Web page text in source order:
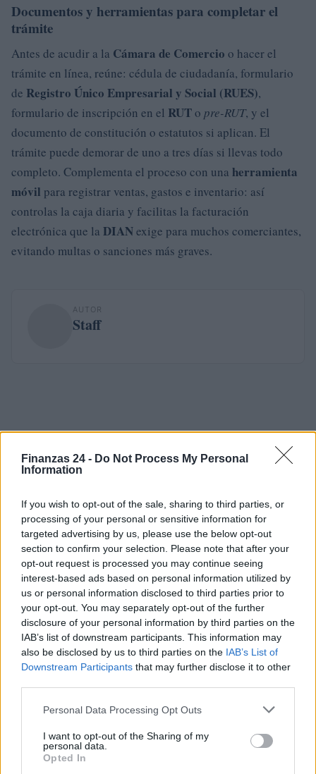
Finanzas 24 - Do Not Process My Personal
Information
If you wish to opt-out of the sale, sharing to third parties, or
processing of your personal or sensitive information for
targeted advertising by us, please use the below opt-out
section to confirm your selection. Please note that after your
opt-out request is processed you may continue seeing
interest-based ads based on personal information utilized by
us or personal information disclosed to third parties prior to
your opt-out. You may separately opt-out of the further
disclosure of your personal information by third parties on the
IAB’s list of downstream participants. This information may
also be disclosed by us to third parties on the IAB’s List of
Downstream Participants that may further disclose it to other
Please note that this website/app uses one or more Google
not limited to your visit or usage behaviour. You may click to
grant or deny consent to Google and its third-party tags to
use your data for below specified purposes in below Google
Personal Data Processing Opt Outs
I want to opt-out of the Sharing of my
personal data.
Opted In
Documentos y herramientas para completar el
trámite
Antes de acudir a la Cámara de Comercio o hacer el
trámite en línea, reúne: cédula de ciudadanía, formulario
de Registro Único Empresarial y Social (RUES),
formulario de inscripción en el RUTo pre-RUT, y el
documento de constitución o estatutos si aplican. El
trámite puede demorar de uno a tres días si llevas todo
completo. Complementa el proceso con una herramienta
móvil para registrar ventas, gastos e inventario: así
controlas la caja diaria y facilitas la facturación
electrónica que la DIANexige para muchos comerciantes,
evitando multas o sanciones más graves.
AUTOR
Staff
Sigue leyendo